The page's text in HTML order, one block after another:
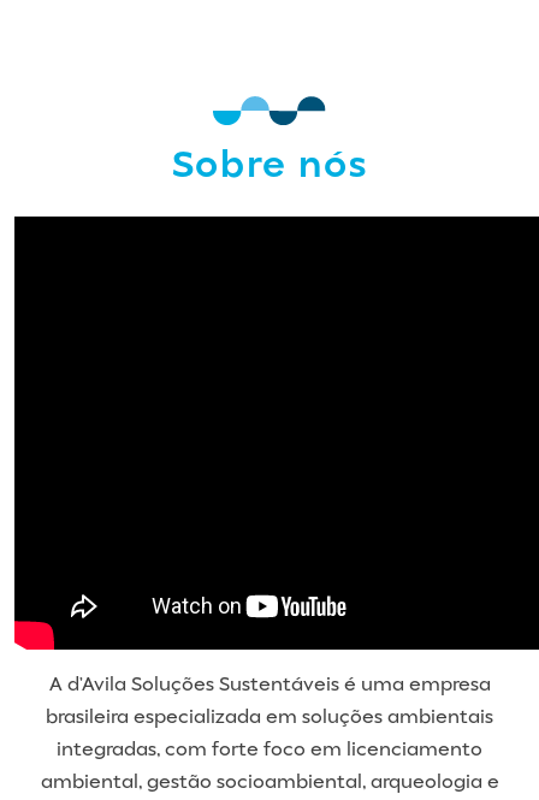
Como atuamosSobre nós
A d’Avila Soluções Sustentáveis é uma empresa
brasileira especializada em soluções ambientais
integradas, com forte foco em licenciamento
ambiental, gestão socioambiental, arqueologia e